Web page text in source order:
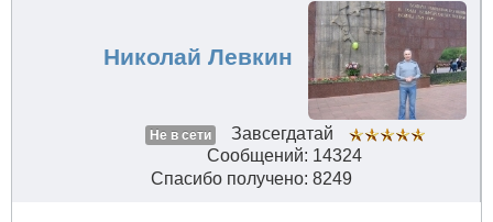
Николай Левкин
Не в сети
Завсегдатай
Сообщений: 14324
Спасибо получено: 8249